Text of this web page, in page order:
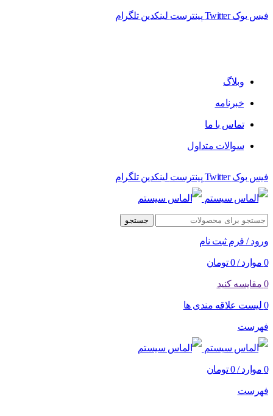
فیس بوک Twitter پینترست لینکدین تلگرام
وبلاگ
خبرنامه
تماس با ما
سوالات متداول
فیس بوک Twitter پینترست لینکدین تلگرام
جستجو
ورود / فرم ثبت نام
0 موارد /
0 تومان
0 مقایسه کنید
0 لیست علاقه مندی ها
فهرست
0 موارد /
0 تومان
فهرست